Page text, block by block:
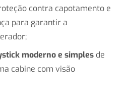
contra capotamento e
para garantir a
modernoe simples de
cabine com visão